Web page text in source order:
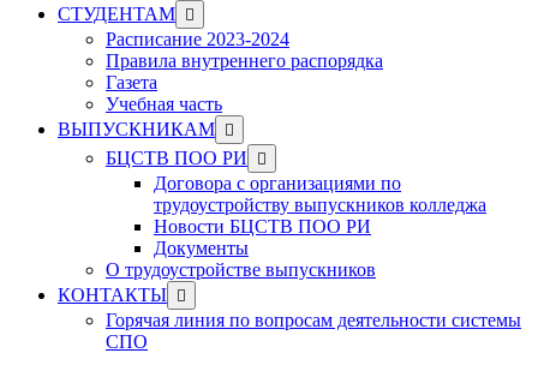
СТУДЕНТАМ Show
sub
menu
Расписание 2023-2024
Правила внутреннего распорядка
Газета
Учебная часть
ВЫПУСКНИКАМ Show
sub
menu
БЦСТВ ПОО РИ
Show
sub
menu
Договора с организациями по
трудоустройству выпускников колледжа
Новости БЦСТВ ПОО РИ
Документы
О трудоустройстве выпускников
КОНТАКТЫ Show
sub
menu
Горячая линия по вопросам деятельности системы
СПО